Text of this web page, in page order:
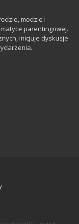
modzie i
parentingowej.
inicjuje dyskusje